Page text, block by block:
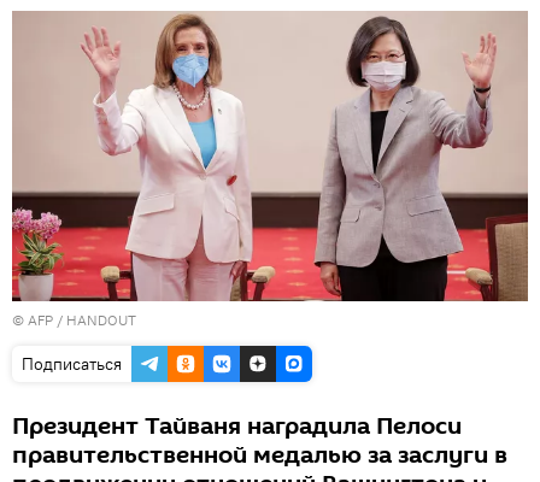
© AFP / HANDOUT
Подписаться
Президент Тайваня наградила Пелоси
правительственной медалью за заслуги в